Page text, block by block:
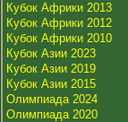
Кубок Африки 2013
Кубок Африки 2012
Кубок Африки 2010
Кубок Азии 2023
Кубок Азии 2019
Кубок Азии 2015
Олимпиада 2024
Олимпиада 2020